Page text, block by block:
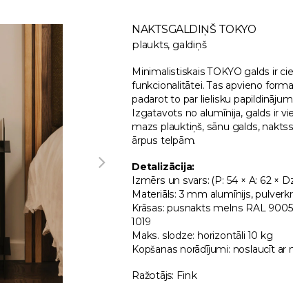
NAKTSGALDIŅŠ TOKYO
plaukts, galdiņš
Minimalistiskais TOKYO galds ir
funkcionalitātei. Tas apvieno
padarot to par lielisku
Izgatavots no alumīnija, galds ir
mazs plauktiņš, sānu galds,
ārpus telpām.
Detalizācija:
Izmērs un svars: (P: 54 × A: 62 ×
Materiāls: 3 mm alumīnijs,
Krāsas: pusnakts melns RAL
1019
Maks. slodze: horizontāli 10 kg
Kopšanas norādījumi: noslaucīt ar
Ražotājs: Fink